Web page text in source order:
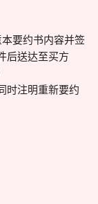
要约书内容并签
后送达至买方
时注明重新要约